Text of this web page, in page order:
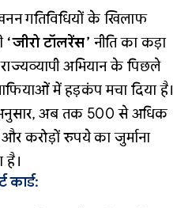
गतिविधियों के खिलाफ
‘जीरो टॉलरेंस’ नीति का कड़ा
अभियान के पिछले
में हड़कंप मचा दिया है।
के अनुसार, अब तक 500 से अधिक
करोड़ों रुपये का जुर्माना
है।
कार्ड: